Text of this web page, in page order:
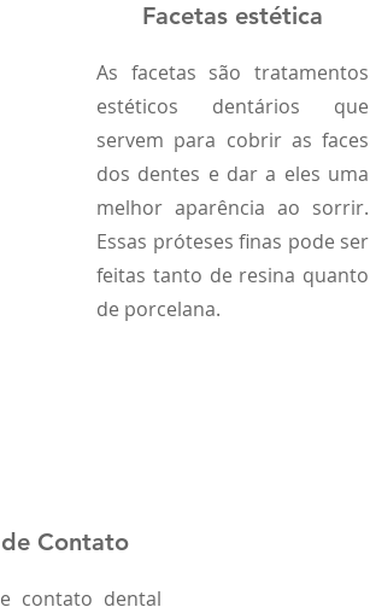
Facetas estética
As facetas são tratamentos
estéticos dentários que
servem para cobrir as faces
dos dentes e dar a eles uma
melhor aparência ao sorrir.
Essas próteses finas pode ser
feitas tanto de resina quanto
de porcelana.
Contato
contato dental